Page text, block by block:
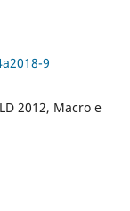
9
2012, Macro e